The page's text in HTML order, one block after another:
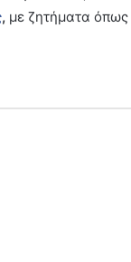
, με ζητήματα